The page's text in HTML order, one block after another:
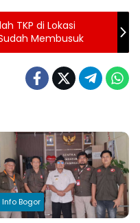
TKP di Lokasi
Membusuk
Info Bogor